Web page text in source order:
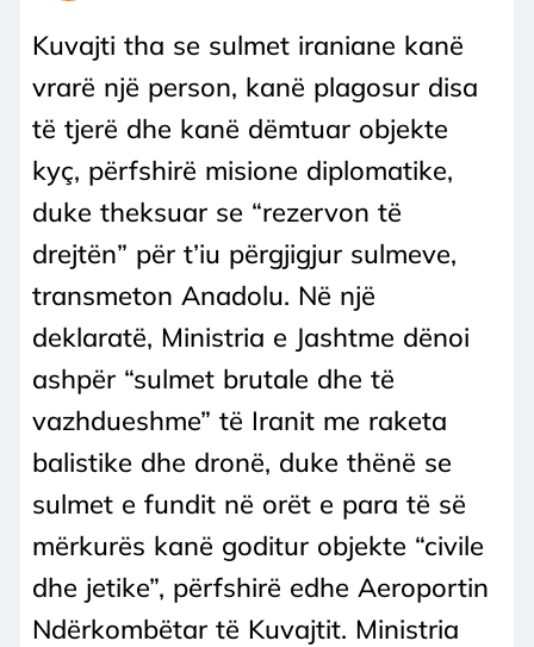
Kuvajti tha se sulmet iraniane kanë
vrarë një person, kanë plagosur disa
të tjerë dhe kanë dëmtuar objekte
kyç, përfshirë misione diplomatike,
duke theksuar se “rezervon të
drejtën” për t’iu përgjigjur sulmeve,
transmeton Anadolu. Në një
deklaratë, Ministria e Jashtme dënoi
ashpër “sulmet brutale dhe të
vazhdueshme” të Iranit me raketa
balistike dhe dronë, duke thënë se
sulmet e fundit në orët e para të së
mërkurës kanë goditur objekte “civile
dhe jetike”, përfshirë edhe Aeroportin
Ndërkombëtar të Kuvajtit. Ministria